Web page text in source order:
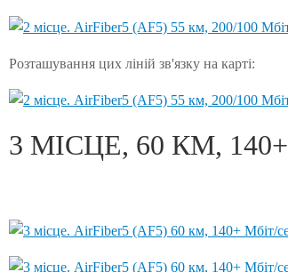
Розташування цих ліній зв'язку на карті:
3 МІСЦЕ, 60 КМ,